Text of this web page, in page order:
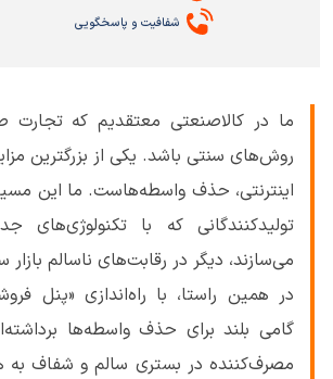
شفافیت و پاسخگویی
ما در کالاصنعتی معتقدیم که تجارت
روش‌های سنتی باشد. یکی از بزرگترین
اینترنتی، حذف واسطه‌هاست. ما این مسیر
تولیدکنندگانی که با تکنولوژی‌های
می‌سازند، دیگر در رقابت‌های ناسالم
در همین راستا، با راه‌اندازی «پنل
گامی بلند برای حذف واسطه‌ها
مصرف‌کننده در بستری سالم و شفاف